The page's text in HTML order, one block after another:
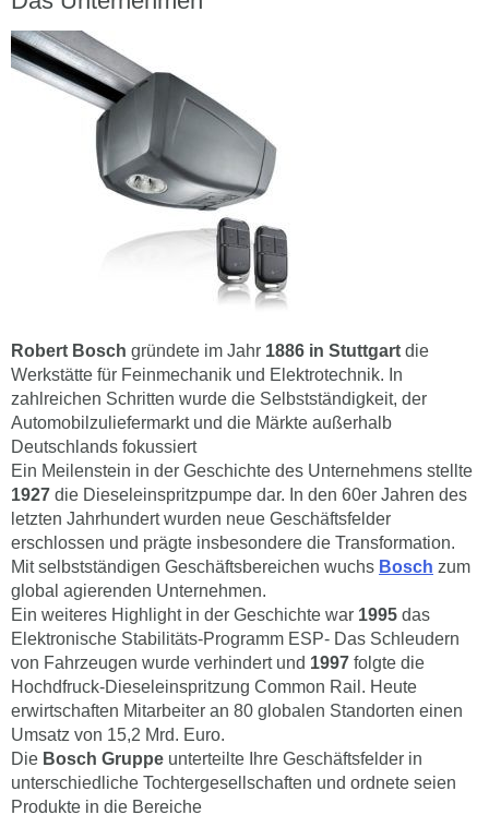
Robert Bosch gründete im Jahr 1886 in Stuttgart die
Werkstätte für Feinmechanik und Elektrotechnik. In
zahlreichen Schritten wurde die Selbstständigkeit, der
Automobilzuliefermarkt und die Märkte außerhalb
Deutschlands fokussiert
Ein Meilenstein in der Geschichte des Unternehmens stellte
1927 die Dieseleinspritzpumpe dar. In den 60er Jahren des
letzten Jahrhundert wurden neue Geschäftsfelder
erschlossen und prägte insbesondere die Transformation.
Mit selbstständigen Geschäftsbereichen wuchs Bosch zum
global agierenden Unternehmen.
Ein weiteres Highlight in der Geschichte war 1995 das
Elektronische Stabilitäts-Programm ESP- Das Schleudern
von Fahrzeugen wurde verhindert und 1997 folgte die
Hochdfruck-Dieseleinspritzung Common Rail. Heute
erwirtschaften Mitarbeiter an 80 globalen Standorten einen
Umsatz von 15,2 Mrd. Euro.
Die Bosch Gruppe unterteilte Ihre Geschäftsfelder in
unterschiedliche Tochtergesellschaften und ordnete seien
Produkte in die Bereiche